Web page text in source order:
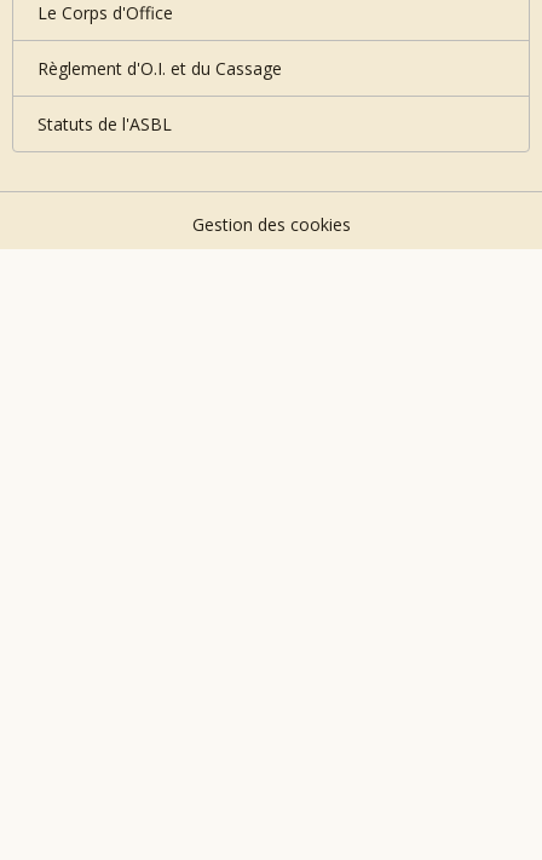
Le Corps d'Office
Règlement d'O.I. et du Cassage
Statuts de l'ASBL
Gestion des cookies